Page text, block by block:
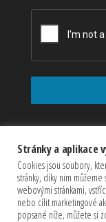
Stránky a aplikace
Cookies jsou soubory,
stránky, díky nim
webovými stránkami,
nebo cílit marketingové
popsané níže, můžete si